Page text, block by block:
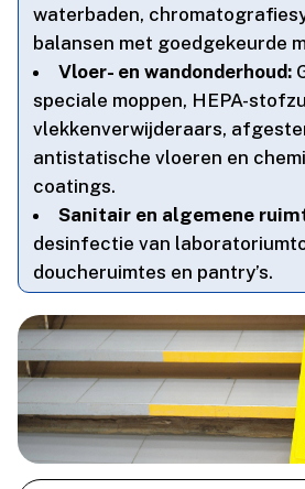
waterbaden,
balansen met goedgekeurde
Vloer- en wandonderhoud:
speciale moppen, HEPA-
vlekkenverwijderaars,
antistatische vloeren en
coatings.​
Sanitair en algemene
desinfectie van
doucheruimtes en pantry’s.​